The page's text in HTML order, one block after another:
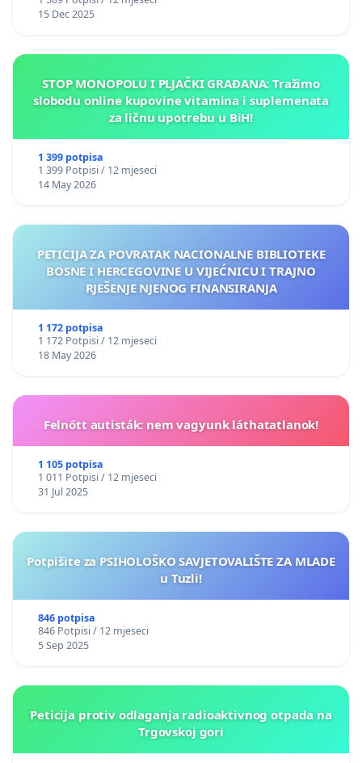
15 Dec 2025
STOP MONOPOLU I PLJAČKI GRAĐANA: Tražimo
slobodu online kupovine vitamina i suplemenata
za ličnu upotrebu u BiH!
1 399 potpisa
1 399 Potpisi / 12 mjeseci
14 May 2026
PETICIJA ZA POVRATAK NACIONALNE BIBLIOTEKE
BOSNE I HERCEGOVINE U VIJEĆNICU I TRAJNO
RJEŠENJE NJENOG FINANSIRANJA
1 172 potpisa
1 172 Potpisi / 12 mjeseci
18 May 2026
Felnőtt autisták: nem vagyunk láthatatlanok!
1 105 potpisa
1 011 Potpisi / 12 mjeseci
31 Jul 2025
Potpišite za PSIHOLOŠKO SAVJETOVALIŠTE ZA MLADE
u Tuzli!
846 potpisa
846 Potpisi / 12 mjeseci
5 Sep 2025
Peticija protiv odlaganja radioaktivnog otpada na
Trgovskoj gori